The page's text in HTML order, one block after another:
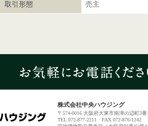
取引形態 売主
株式会社中央ハウジング
〒574-0016 大阪府大東市南津の辺町3番
TEL.072-877-2211 FAX.072-876-1242